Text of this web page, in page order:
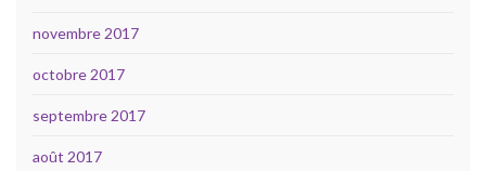
novembre 2017
octobre 2017
septembre 2017
août 2017